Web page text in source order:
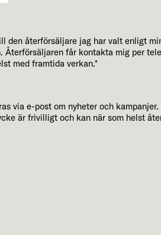
återförsäljare jag har valt enligt
får kontakta mig per
med framtida verkan.*
via e-post om nyheter och
är frivilligt och kan när som helst